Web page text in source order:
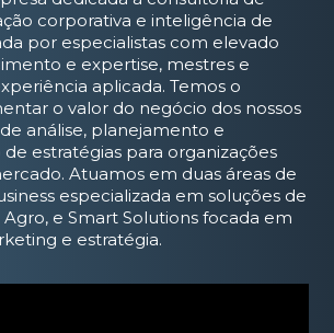
corporativa e inteligência de
por especialistas com elevado
e expertise, mestres e
aplicada. Temos o
o valor do negócio dos nossos
análise, planejamento e
estratégias para organizações
Atuamos em duas áreas de
especializada em soluções de
e Smart Solutions focada em
e estratégia.